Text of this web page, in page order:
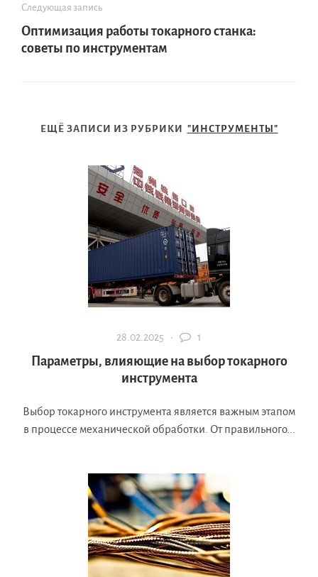
Следующая запись
Оптимизация работы токарного станка:
советы по инструментам
ЕЩЁ ЗАПИСИ ИЗ РУБРИКИ "ИНСТРУМЕНТЫ"
28.02.2025 · 1
Параметры, влияющие на выбор токарного
инструмента
Выбор токарного инструмента является важным этапом
в процессе механической обработки. От правильного...